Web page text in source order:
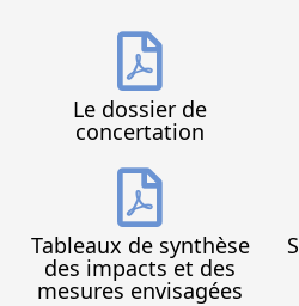
Le dossier de
concertation
Tableaux de synthèse
des impacts et des
mesures envisagées